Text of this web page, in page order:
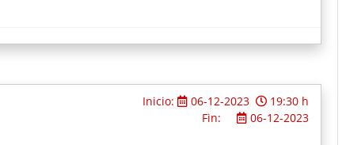
Inicio: 06-12-2023
19:30 h
Fin:
06-12-2023